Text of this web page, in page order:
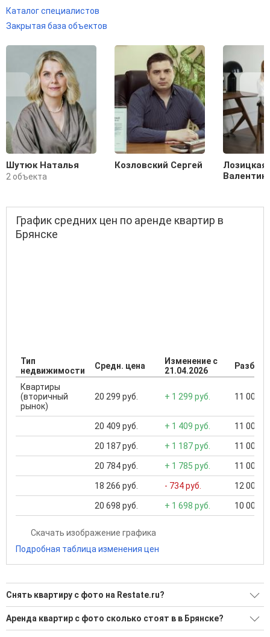
Каталог специалистов
Закрытая база объектов
Шутюк Наталья
2 объекта
Козловский Сергей
Лозицкая
График средних цен по аренде квартир в
Брянске
Тип
недвижимости
Средн. цена
Изменение с
21.04.2026
Квартиры
(вторичный
рынок)
20 299 руб. + 1 299 руб. 11 000
20 409 руб. + 1 409 руб. 11 000
20 187 руб. + 1 187 руб. 11 000
20 784 руб. + 1 785 руб. 11 000
18 266 руб. - 734 руб. 12 000
20 698 руб. + 1 698 руб. 10 000
Скачать изображение графика
Подробная таблица изменения цен
Снять квартиру с фото на Restate.ru?
Ищите, как Снять квартиру с фото?
289 актуальных и проверенных объявлений
Аренда квартир с фото сколько стоят в в Брянске?